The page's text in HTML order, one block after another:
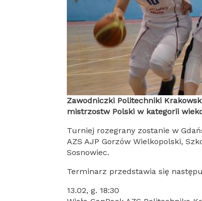
Zawodniczki Politechniki
mistrzostw Polski w kategorii
Turniej rozegrany zostanie w
AZS AJP Gorzów Wielkopolski,
Sosnowiec.
Terminarz przedstawia się
13.02, g. 18:30